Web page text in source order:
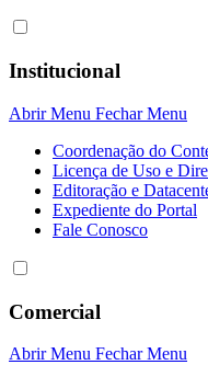
Institucional
Abrir Menu Fechar Menu
Coordenação do
Licença de Uso e
Editoração e
Expediente do Portal
Fale Conosco
Comercial
Abrir Menu Fechar Menu